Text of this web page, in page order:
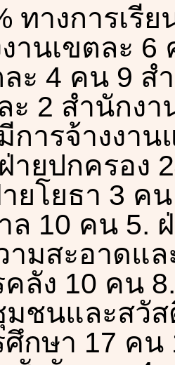
ทางการเรี
านเขตละ
ะ 4 คน 9 ส
2 สำนักงา
การจ้างงา
ายปกครอง
ยโยธา 3 ค
ล 10 คน 5.
ามสะอาดแ
คลัง 10 คน
ชนและสวัส
ศึกษา 17 ค